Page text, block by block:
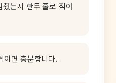
는지 한두 줄로 적어
면 충분합니다.